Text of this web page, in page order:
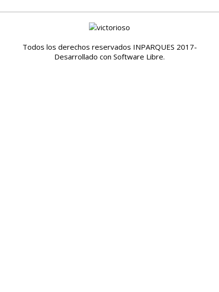
Todos los derechos reservados INPARQUES 2017-
Desarrollado con Software Libre.